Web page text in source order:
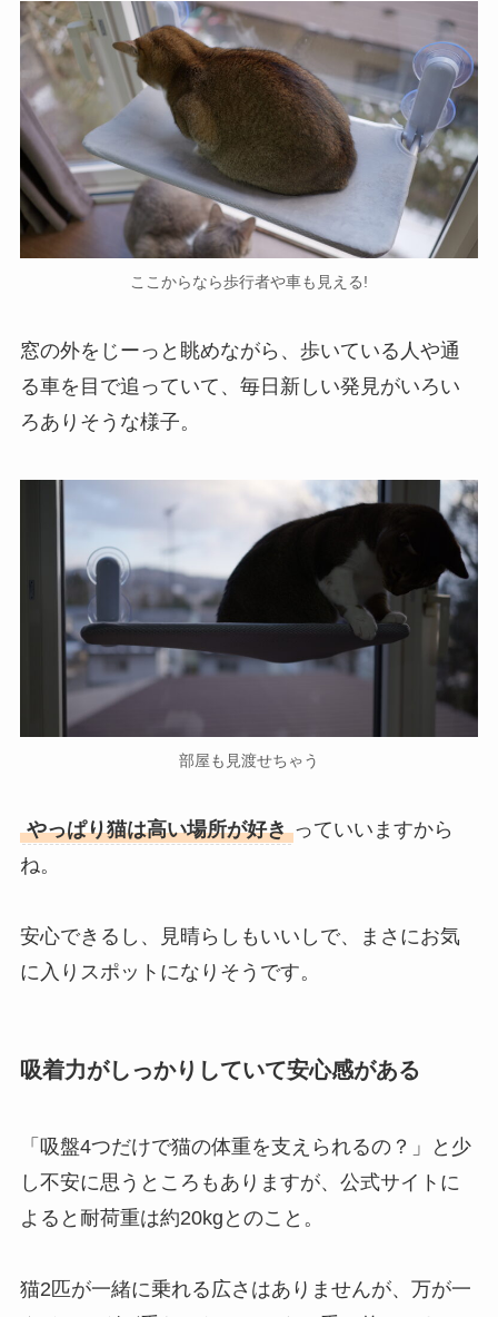
ここからなら歩行者や車も見える!
窓の外をじーっと眺めながら、歩いている人や通
る車を目で追っていて、毎日新しい発見がいろい
ろありそうな様子。
部屋も見渡せちゃう
やっぱり猫は高い場所が好き っていいますから
ね。
安心できるし、見晴らしもいいしで、まさにお気
に入りスポットになりそうです。
吸着力がしっかりしていて安心感がある
「吸盤4つだけで猫の体重を支えられるの？」と少
し不安に思うところもありますが、公式サイトに
よると耐荷重は約20kgとのこと。
猫2匹が一緒に乗れる広さはありませんが、万が一